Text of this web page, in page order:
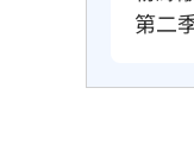
第二